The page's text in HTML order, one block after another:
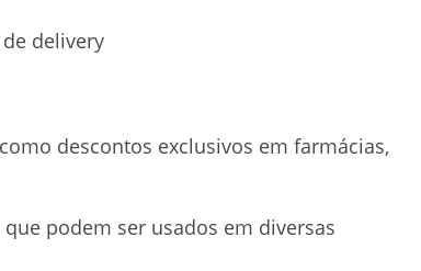
delivery
descontos exclusivos em farmácias,
podem ser usados em diversas